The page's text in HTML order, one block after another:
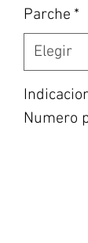
Parche *
Numero